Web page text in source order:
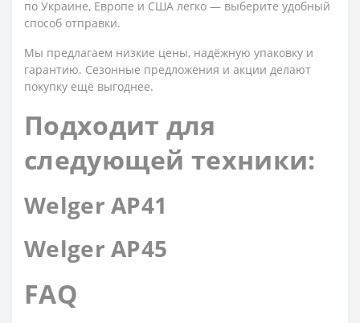
по Украине, Европе и США легко — выберите удобный
способ отправки.
Мы предлагаем низкие цены, надёжную упаковку и
гарантию. Сезонные предложения и акции делают
покупку ещё выгоднее.
Подходит для
следующей техники:
Welger AP41
Welger AP45
FAQ